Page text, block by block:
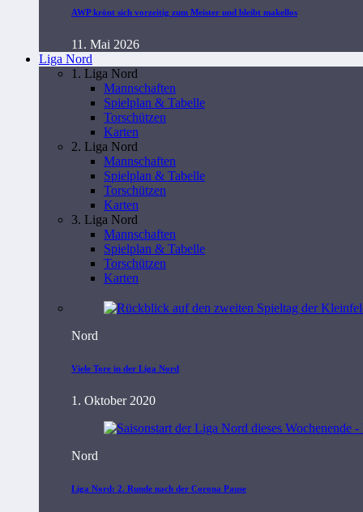
AWP krönt sich vorzeitig zum Meister und bleibt makellos
11. Mai 2026
Liga Nord
1. Liga Nord
Mannschaften
Spielplan & Tabelle
Torschützen
Karten
2. Liga Nord
Mannschaften
Spielplan & Tabelle
Torschützen
Karten
3. Liga Nord
Mannschaften
Spielplan & Tabelle
Torschützen
Karten
Nord
Viele Tore in der Liga Nord
1. Oktober 2020
Nord
Liga Nord: 2. Runde nach der Corona Pause